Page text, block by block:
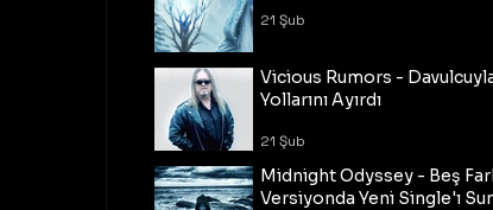
21 Şub
Vicious Rumors -
Yollarını Ayırdı
21 Şub
Midnight Odyssey - Beş
Versiyonda Yeni Single'ı